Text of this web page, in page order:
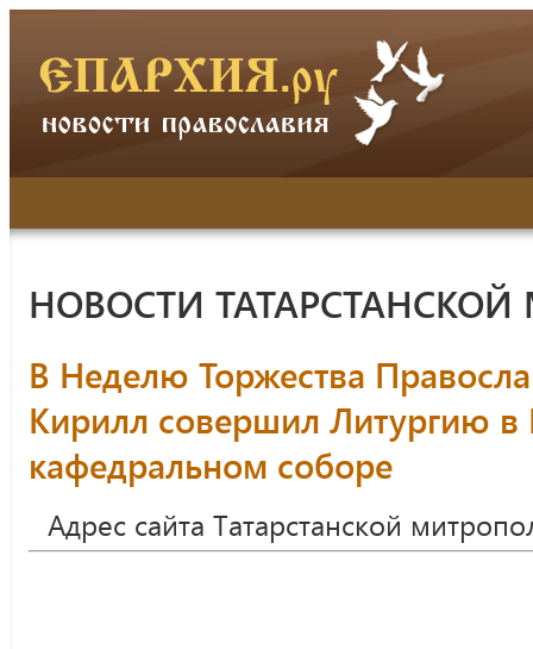
НОВОСТИ
В Неделю Торжества
Кирилл совершил Литургию в
кафедральном соборе
Адрес сайта Татарстанской